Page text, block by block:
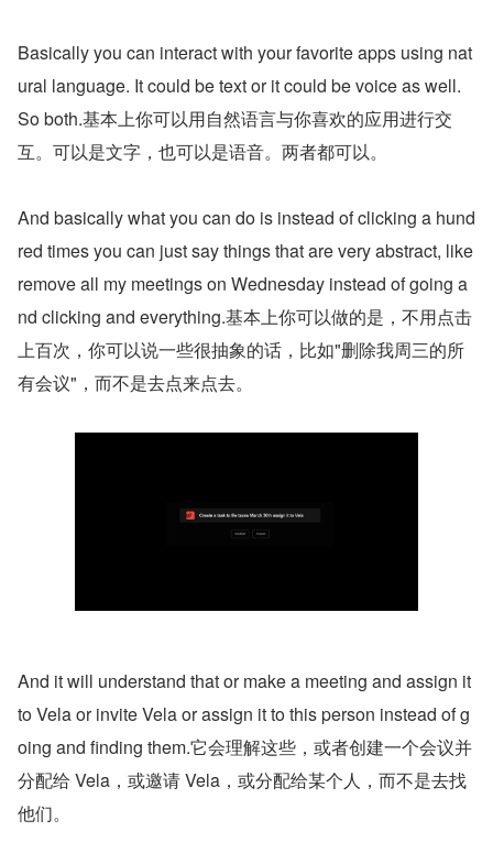
Basically you can interact with your favorite apps using nat
ural language. It could be text or it could be voice as well.
So both.基本上你可以用自然语言与你喜欢的应用进行交
互。可以是文字，也可以是语音。两者都可以。
And basically what you can do is instead of clicking a hund
red times you can just say things that are very abstract, like
remove all my meetings on Wednesday instead of going a
nd clicking and everything.基本上你可以做的是，不用点击
上百次，你可以说一些很抽象的话，比如"删除我周三的所
有会议"，而不是去点来点去。
And it will understand that or make a meeting and assign it
to Vela or invite Vela or assign it to this person instead of g
oing and finding them.它会理解这些，或者创建一个会议并
分配给 Vela，或邀请 Vela，或分配给某个人，而不是去找
他们。